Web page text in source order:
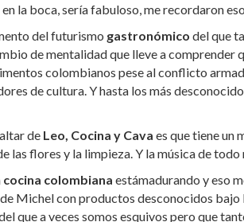
la boca, sería fabuloso, me recordaron
del futurismo gastronómico del que
de mentalidad que lleve a comprender
colombianos pese al conflicto
de cultura. Y hasta los más
de Leo, Cocina y Cava es que tiene un
las flores y la limpieza. Y la música de todo
cocina colombiana estámadurando y eso
Michel con productos desconocidos
que a veces somos esquivos pero que